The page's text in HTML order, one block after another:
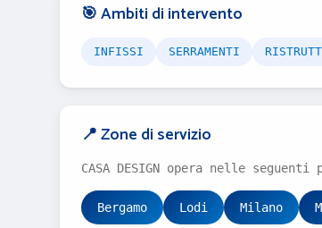
🎯 Ambiti di intervento
INFISSI SERRAMENTI
📍 Zone di servizio
CASA DESIGN opera nelle seguenti
Bergamo Lodi Milano